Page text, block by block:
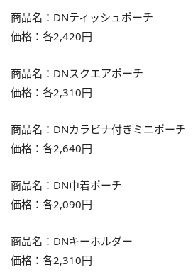
商品名：DNティッシュポーチ
価格：各2,420円
商品名：DNスクエアポーチ
価格：各2,310円
商品名：DNカラビナ付きミニポーチ
価格：各2,640円
商品名：DN巾着ポーチ
価格：各2,090円
商品名：DNキーホルダー
価格：各2,310円